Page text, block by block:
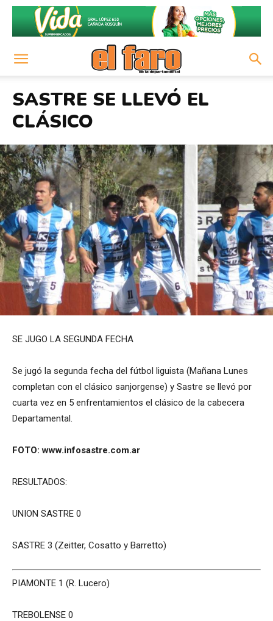
SASTRE SE LLEVÓ EL
CLÁSICO
SE JUGO LA SEGUNDA FECHA
Se jugó la segunda fecha del fútbol liguista (Mañana Lunes
completan con el clásico sanjorgense) y Sastre se llevó por
cuarta vez en 5 enfrentamientos el clásico de la cabecera
Departamental.
FOTO: www.infosastre.com.ar
RESULTADOS:
UNION SASTRE 0
SASTRE 3 (Zeitter, Cosatto y Barretto)
PIAMONTE 1 (R. Lucero)
TREBOLENSE 0